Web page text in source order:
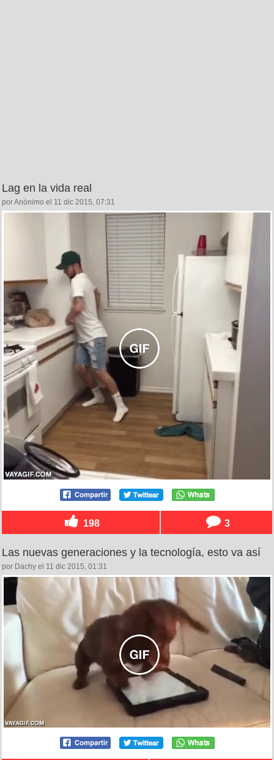
Lag en la vida real
por Anónimo el 11 dic 2015, 07:31
198 3
Las nuevas generaciones y la tecnología, esto va así
por Dachy el 11 dic 2015, 01:31